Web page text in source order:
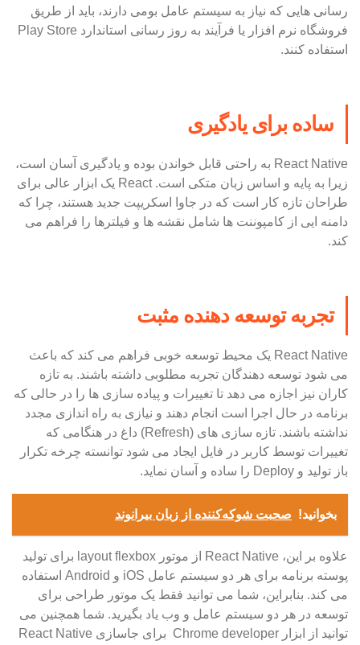
رسانی هایی که نیاز به سیستم عامل بومی دارند، باید از طریق
فروشگاه نرم افزار یا فرآیند به روز رسانی استاندارد Play Store
استفاده کنند.
ساده برای یادگیری
React Native به راحتی قابل خواندن بوده و یادگیری آسان است،
زیرا به پایه و اساس زبان متکی است. React یک ابزار عالی برای
طراحان تازه کار است که در جاوا اسکریپت جدید هستند، چرا که
دامنه ایی از کامپوننت ها شامل نقشه ها و فیلترها را فراهم می
کند.
تجربه توسعه دهنده مثبت
React Native یک محیط توسعه خوبی فراهم می کند که باعث
می شود توسعه دهندگان تجربه مطلوبی داشته باشند. به تازه
کاران نیز اجازه می دهد تا تغییرات و پیاده سازی ها را در حالی که
برنامه در حال اجرا است انجام دهند و نیازی به راه اندازی مجدد
نداشته باشند. تازه سازی های (Refresh) داغ در هنگامی که
تغییرات توسط کاربر در فایل ایجاد می شود توانسته چرخه تکرار
باز تولید و Deploy را ساده و آسان نماید.
بخوانید! صحبت شوکه‌کننده از زبان بیرانوند
علاوه بر این، React Native از موتور layout flexbox برای تولید
پوسته برنامه برای هر دو سیستم عامل iOS و Android استفاده
می کند. بنابراین، شما می توانید فقط یک موتور طراحی برای
توسعه در هر دو سیستم عامل و وب یاد بگیرید. شما همچنین می
توانید از ابزار Chrome developer برای جاسازی React Native